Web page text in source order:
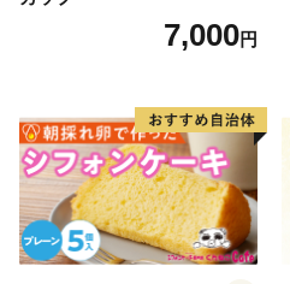
7,000円